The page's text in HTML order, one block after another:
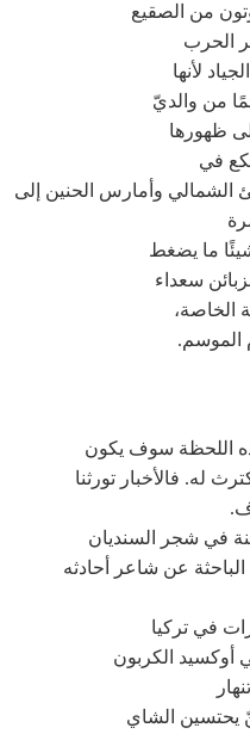
من الصقيع
الحرب
لأنها
من والديّ
ظهورها
في
الشمالي وأمارس الحنين إلى
ما يضغط
سعداء
الخاصة،
الموسم.
اللحظة سوف يكون
له. فالأخبار تورثنا
في شجر السنديان
الباحثة عن شاعر أحادثه
في تركيا
أوكسيد الكربون
يحتسين الشاي